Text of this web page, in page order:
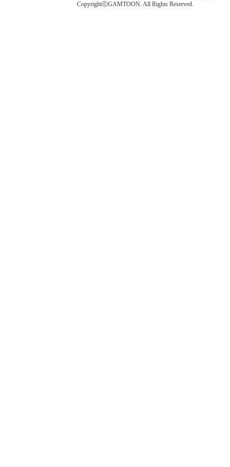
CopyrightⓒGAMTOON. All Rights Reserved.